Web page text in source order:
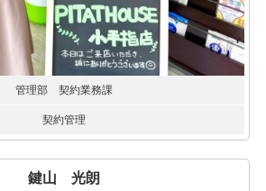
管理部 契約業務課
契約管理
鍵山 光朗